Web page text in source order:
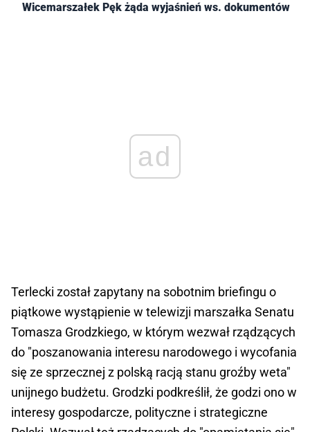
Wicemarszałek Pęk żąda wyjaśnień ws. dokumentów
ad
Terlecki został zapytany na sobotnim briefingu o
piątkowe wystąpienie w telewizji marszałka Senatu
Tomasza Grodzkiego, w którym wezwał rządzących
do "poszanowania interesu narodowego i wycofania
się ze sprzecznej z polską racją stanu groźby weta"
unijnego budżetu. Grodzki podkreślił, że godzi ono w
interesy gospodarcze, polityczne i strategiczne